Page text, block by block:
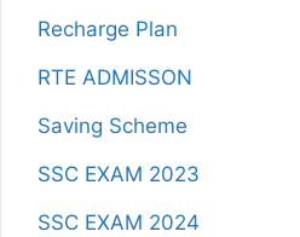
Recharge Plan
RTE ADMISSON
Saving Scheme
SSC EXAM 2023
SSC EXAM 2024